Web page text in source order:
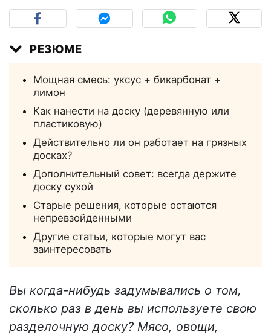
РЕЗЮМЕ
Мощная смесь: уксус + бикарбонат +
лимон
Как нанести на доску (деревянную или
пластиковую)
Действительно ли он работает на грязных
досках?
Дополнительный совет: всегда держите
доску сухой
Старые решения, которые остаются
непревзойденными
Другие статьи, которые могут вас
заинтересовать
Вы когда-нибудь задумывались о том,
сколько раз в день вы используете свою
разделочную доску? Мясо, овощи,